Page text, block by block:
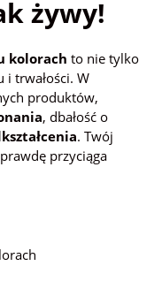
żywy!
kolorach to nie tylko
i trwałości. W
produktów,
, dbałość o
. Twój
przyciąga